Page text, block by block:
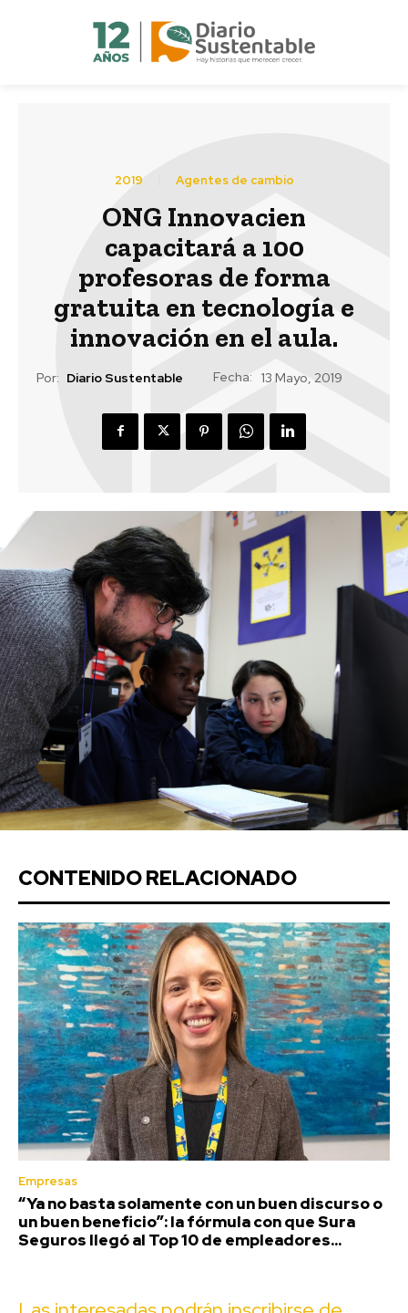
2019 Agentes de cambio
ONG Innovacien
capacitará a 100
profesoras de forma
gratuita en tecnología e
innovación en el aula.
Por: Diario Sustentable Fecha: 13 Mayo, 2019
CONTENIDO RELACIONADO
Empresas
“Ya no basta solamente con un buen discurso o
un buen beneficio”: la fórmula con que Sura
Seguros llegó al Top 10 de empleadores...